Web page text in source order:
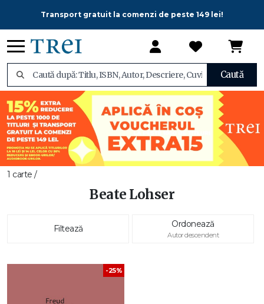
Transport gratuit la comenzi de peste 149 lei!
Caută
1 carte /
Beate Lohser
Filtează Ordonează
Autor descendent
-25%